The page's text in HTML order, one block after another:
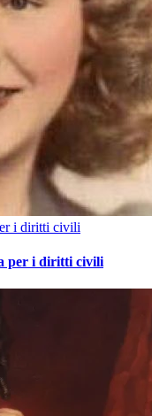
i diritti civili
per i diritti civili